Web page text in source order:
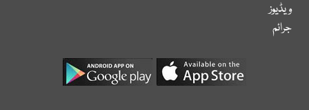
ویڈیوز
جرائم